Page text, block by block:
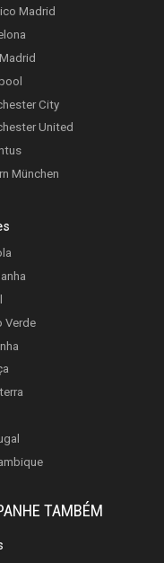
Madrid
City
United
München
Verde
TAMBÉM